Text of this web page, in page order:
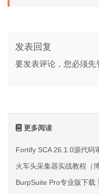
发表回复
要发表评论，您必须先
更多阅读
Fortify SCA 26.1.0源代码
火车头采集器实战教程（
BurpSuite Pro专业版下载